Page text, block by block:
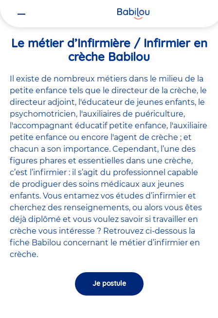
Le métier d’Infirmière / Infirmier en
crèche Babilou
Il existe de nombreux métiers dans le milieu de la
petite enfance tels que le directeur de la crèche, le
directeur adjoint, l'éducateur de jeunes enfants, le
psychomotricien, l'auxiliaires de puériculture,
l'accompagnant éducatif petite enfance, l'auxiliaire
petite enfance ou encore l'agent de crèche ; et
chacun a son importance. Cependant, l’une des
figures phares et essentielles dans une crèche,
c’est l’infirmier : il s’agit du professionnel capable
de prodiguer des soins médicaux aux jeunes
enfants. Vous entamez vos études d’infirmier et
cherchez des renseignements, ou alors vous êtes
déjà diplômé et vous voulez savoir si travailler en
crèche vous intéresse ? Retrouvez ci-dessous la
fiche Babilou concernant le métier d’infirmier en
crèche.
Je postule